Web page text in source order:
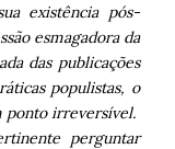
existência pós-
esmagadora da
das publicações
populistas, o
ponto irreversível.
perguntar